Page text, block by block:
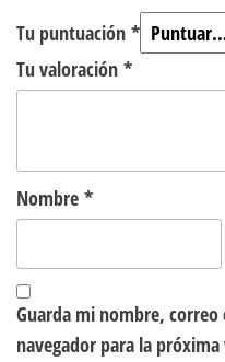
Tu puntuación *
Tu valoración *
Nombre *
Guarda mi nombre,
navegador para la